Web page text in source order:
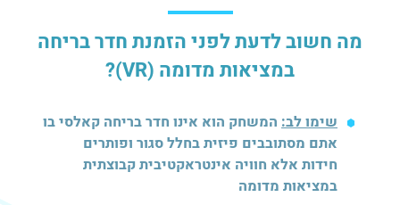
מה חשוב לדעת לפני הזמנת חדר בריחה
במציאות מדומה (VR)?
שימו לב: המשחק הוא אינו חדר בריחה קאלסי בו
אתם מסתובבים פיזית בחלל סגור ופותרים
חידות אלא חוויה אינטראקטיבית קבוצתית
במציאות מדומה